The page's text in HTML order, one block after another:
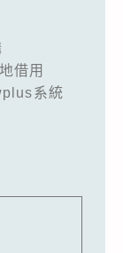
借用
系統